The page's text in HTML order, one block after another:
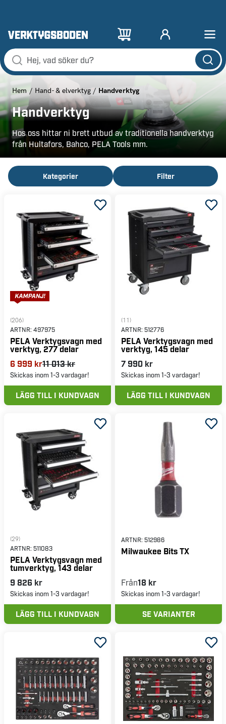
Hem Hand- & elverktyg Handverktyg
Handverktyg
Hos oss hittar ni brett utbud av traditionella handverktyg
från Hultafors, Bahco, PELA Tools mm.
Kategorier Filter
(206)
ARTNR: 497975
PELA Verktygsvagn med
verktyg, 277 delar
6 999 kr11 013 kr
Skickas inom 1-3 vardagar!
LÄGG TILL I KUNDVAGN
(11)
ARTNR: 512776
PELA Verktygsvagn med
verktyg, 145 delar
7 990 kr
Skickas inom 1-3 vardagar!
LÄGG TILL I KUNDVAGN
(29)
ARTNR: 511083
PELA Verktygsvagn med
tumverktyg, 143 delar
9 826 kr
Skickas inom 1-3 vardagar!
LÄGG TILL I KUNDVAGN
ARTNR: 512986
Milwaukee Bits TX
Från18 kr
Skickas inom 1-3 vardagar!
SE VARIANTER